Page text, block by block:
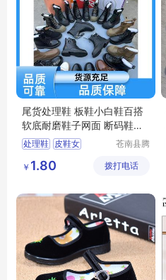
尾货处理鞋 板鞋小白鞋百搭
软底耐磨鞋子网面 断码鞋直
供
处理鞋 皮鞋女
跑步鞋男轻便
苍南县腾
务商行
￥ 1.80 拨打电话